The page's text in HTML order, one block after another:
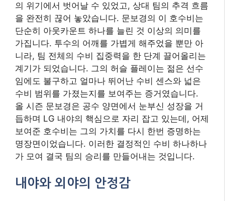
의 위기에서 벗어날 수 있었고, 상대 팀의 추격 흐름
을 완전히 끊어 놓았습니다. 문보경의 이 호수비는
단순히 아웃카운트 하나를 늘린 것 이상의 의미를
가집니다. 투수의 어깨를 가볍게 해주었을 뿐만 아
니라, 팀 전체의 수비 집중력을 한 단계 끌어올리는
계기가 되었습니다. 그의 허슬 플레이는 젊은 선수
임에도 불구하고 얼마나 뛰어난 수비 센스와 넓은
수비 범위를 가졌는지를 보여주는 증거였습니다.
올 시즌 문보경은 공수 양면에서 눈부신 성장을 거
듭하며 LG 내야의 핵심으로 자리 잡고 있는데, 어제
보여준 호수비는 그의 가치를 다시 한번 증명하는
명장면이었습니다. 이러한 결정적인 수비 하나하나
가 모여 결국 팀의 승리를 만들어내는 것입니다.
내야와 외야의 안정감